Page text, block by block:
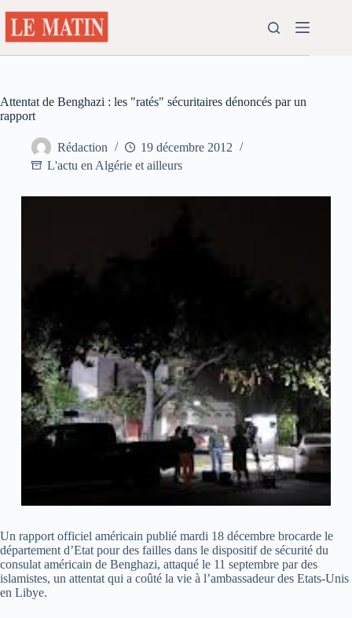
au
contenu
Attentat de Benghazi : les "ratés" sécuritaires dénoncés par un
rapport
Rédaction
19 décembre 2012
L'actu en Algérie et ailleurs
Un rapport officiel américain publié mardi 18 décembre brocarde le
département d’Etat pour des failles dans le dispositif de sécurité du
consulat américain de Benghazi, attaqué le 11 septembre par des
islamistes, un attentat qui a coûté la vie à l’ambassadeur des Etats-Unis
en Libye.